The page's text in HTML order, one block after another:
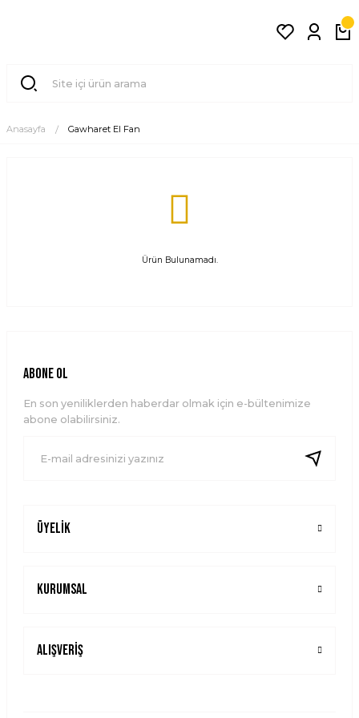
Anasayfa Gawharet El Fan
Ürün Bulunamadı.
Üyelik
Kurumsal
Alışveriş
ABONE OL
En son yeniliklerden haberdar olmak için e-bültenimize
abone olabilirsiniz.